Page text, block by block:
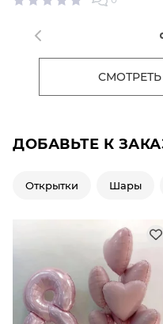
ДОБАВЬТЕ К
Открытки Шары